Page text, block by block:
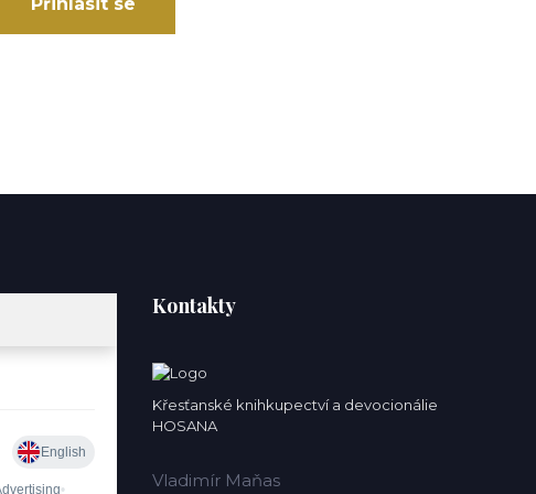
Kontakty
Křesťanské knihkupectví a devocionálie
HOSANA
Vladimír Maňas